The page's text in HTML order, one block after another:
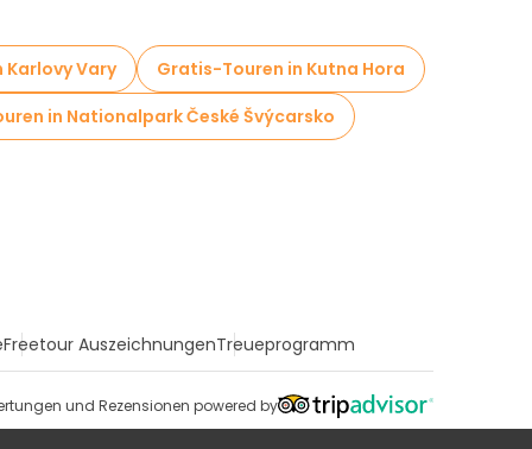
Food-Touren in Prag
Vary
Gratis-Touren in Kutna Hora
in Nationalpark České Švýcarsko
Freetour AuszeichnungenTreueprogramm
und Rezensionen powered by